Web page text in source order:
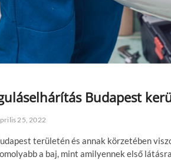
Budapest
25, 2022
területén és annak körzetében
a baj, mint amilyennek első